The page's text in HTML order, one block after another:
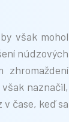
však mohol
núdzových
zhromaždení
naznačil,
čase, keď sa